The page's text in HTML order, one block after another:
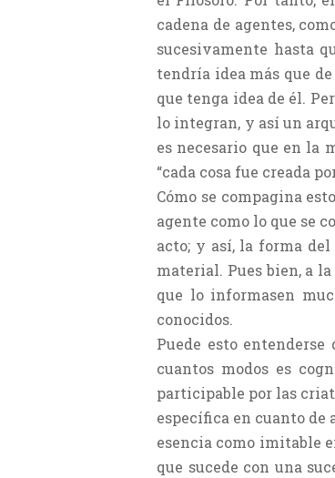
cadena de agentes,
sucesivamente hasta
tendría idea más que
que tenga idea de él.
lo integran, y así un
es necesario que en la
“cada cosa fue creada
Cómo se compagina
agente como lo que se
acto; y así, la forma
material. Pues bien, a
que lo informasen
conocidos.
Puede esto
cuantos modos es
participable por las
específica en cuanto de
esencia como imitable
que sucede con una